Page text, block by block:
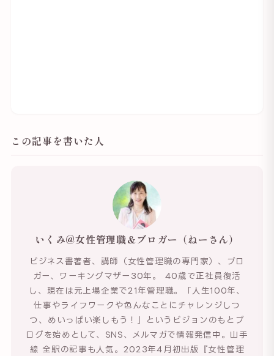
この記事を書いた人
いくみ@女性管理職＆ブロガー（ねーさん）
ビジネス書著者、講師（女性管理職の専門家）、ブロ
ガー、ワーキングマザー30年。 40歳で正社員復活
し、現在は元上場企業で21年管理職。「人生100年、
仕事やライフワークや色んなことにチャレンジしつ
つ、めいっぱい楽しもう！」というビジョンのもとブ
ログを始めとして、SNS、メルマガで情報発信中。山手
線 全駅の記事も人気。2023年4月初出版『女性管理